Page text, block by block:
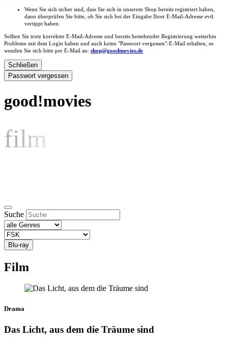
Wenn Sie sich sicher sind, dass Sie sich in unserem Shop bereits registriert haben,
dann überprüfen Sie bitte, ob Sie sich bei der Eingabe Ihrer E-Mail-Adresse evtl.
vertippt haben.
Sollten Sie trotz korrekter E-Mail-Adresse und bereits bestehender Registrierung weiterhin
Probleme mit dem Login haben und auch keine "Passwort vergessen"-E-Mail erhalten, so
wenden Sie sich bitte per E-Mail an: shop@goodmovies.de
Schließen
Passwort vergessen
good!movies
film
Suche
Blu-ray
Film
Drama
Das Licht, aus dem die Träume sind